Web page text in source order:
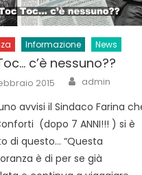
Informazione News
c’è nessuno??
2015 Author
admin
avvisi il Sindaco Farina
(dopo 7 ANNI!!! ) si è
di questo… “Questa
è di per se già